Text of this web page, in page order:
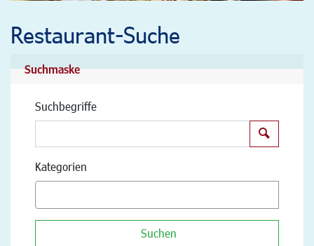
Restaurant-Suche
Suchmaske
Suchbegriffe
Kategorien
Suchen